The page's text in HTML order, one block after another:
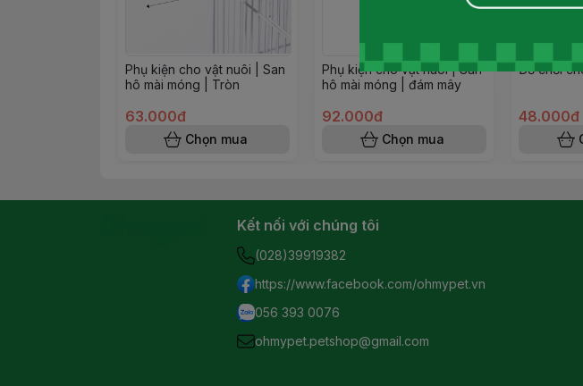
Phụ kiện cho vật nuôi | San
hô mài móng | Tròn
63.000đ
Chọn mua
Phụ kiện cho vật nuôi | San
hô mài móng | đám mây
92.000đ
Chọn mua
Đồ chơi
48.000đ
Kết nối với chúng tôi
(028)39919382
https://www.facebook.com/ohmypet.vn
056 393 0076
ohmypet.petshop@gmail.com